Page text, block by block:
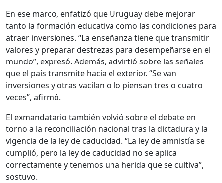
En ese marco, enfatizó que Uruguay debe mejorar
tanto la formación educativa como las condiciones para
atraer inversiones. “La enseñanza tiene que transmitir
valores y preparar destrezas para desempeñarse en el
mundo”, expresó. Además, advirtió sobre las señales
que el país transmite hacia el exterior. “Se van
inversiones y otras vacilan o lo piensan tres o cuatro
veces”, afirmó.
El exmandatario también volvió sobre el debate en
torno a la reconciliación nacional tras la dictadura y la
vigencia de la ley de caducidad. “La ley de amnistía se
cumplió, pero la ley de caducidad no se aplica
correctamente y tenemos una herida que se cultiva”,
sostuvo.